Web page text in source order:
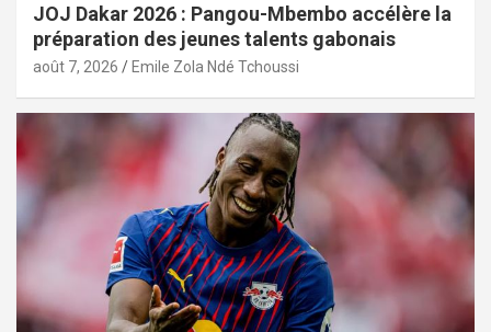
JOJ Dakar 2026 : Pangou-Mbembo accélère la
préparation des jeunes talents gabonais
août 7, 2026 Emile Zola Ndé Tchoussi